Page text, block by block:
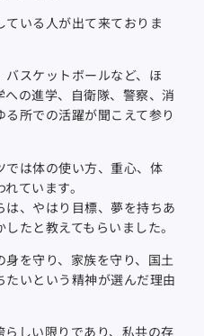
いる人が出て来ておりま
スケットボールなど、ほ
の進学、自衛隊、警察、消
所での活躍が聞こえて参り
では体の使い方、重心、体
ています。
、やはり目標、夢を持ちあ
たと教えてもらいました。
を守り、家族を守り、国土
いという精神が選んだ理由
しい限りであり、私共の存